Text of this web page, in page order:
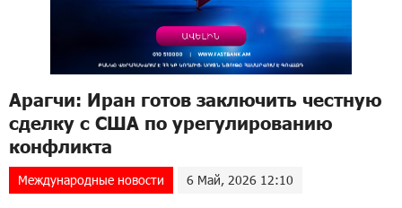
Арагчи: Иран готов заключить честную
сделку с США по урегулированию
конфликта
Международные новости 6 Май, 2026 12:10